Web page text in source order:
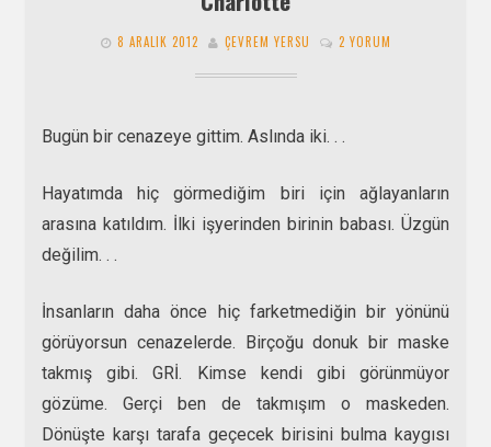
8 ARALIK 2012 ÇEVREM YERSU 2 YORUM
Bugün bir cenazeye gittim. Aslında iki. . .
Hayatımda hiç görmediğim biri için ağlayanların
arasına katıldım. İlki işyerinden birinin babası. Üzgün
değilim. . .
İnsanların daha önce hiç farketmediğin bir yönünü
görüyorsun cenazelerde. Birçoğu donuk bir maske
takmış gibi. GRİ. Kimse kendi gibi görünmüyor
gözüme. Gerçi ben de takmışım o maskeden.
Dönüşte karşı tarafa geçecek birisini bulma kaygısı